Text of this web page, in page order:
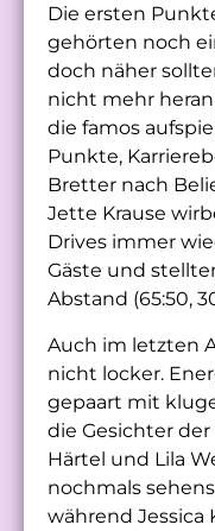
Die ersten
gehörten noch
doch näher
nicht mehr
die famos
Punkte,
Bretter nach
Jette Krause
Drives immer
Gäste und
Abstand (65:50,
Auch im letzten
nicht locker.
gepaart mit
die Gesichter
Härtel und Lila
nochmals
während Jessica